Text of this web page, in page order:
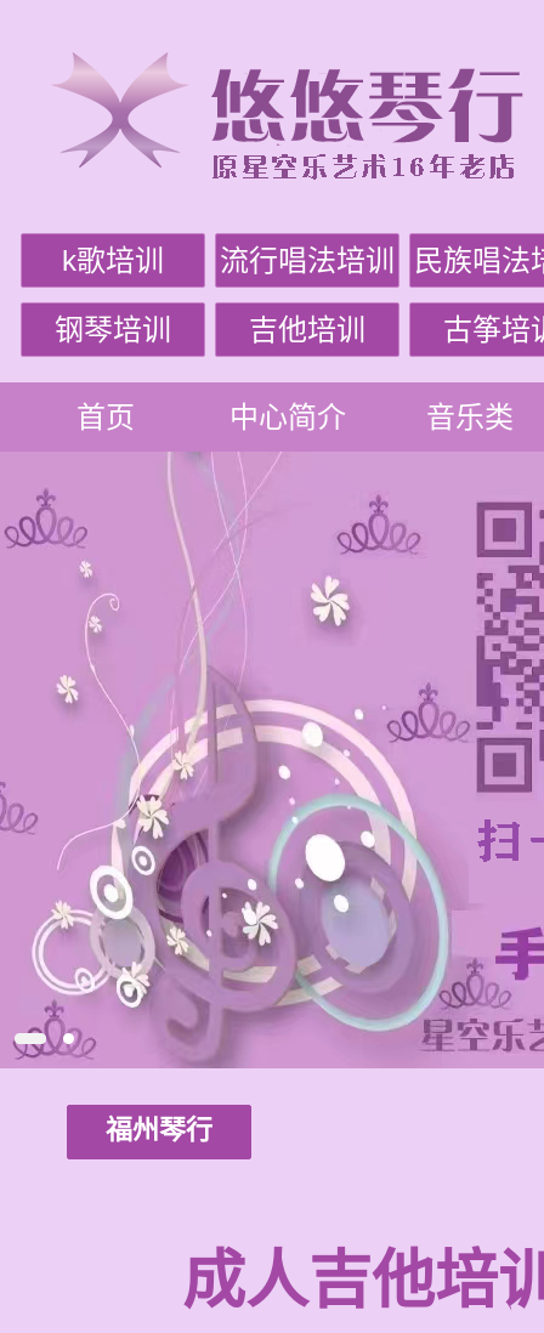
k歌培训 流行唱法培训 民族唱法
钢琴培训 吉他培训 古筝培
首页 中心简介 音乐类
福州琴行
成人吉他培